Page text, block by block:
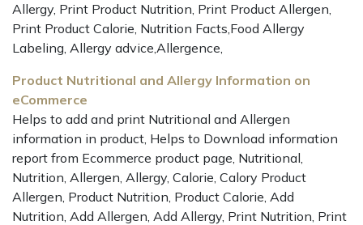
Allergy, Print Product Nutrition, Print Product Allergen,
Print Product Calorie, Nutrition Facts,Food Allergy
Labeling, Allergy advice,Allergence,
Product Nutritional and Allergy Information on
eCommerce
Helps to add and print Nutritional and Allergen
information in product, Helps to Download information
report from Ecommerce product page, Nutritional,
Nutrition, Allergen, Allergy, Calorie, Calory Product
Allergen, Product Nutrition, Product Calorie, Add
Nutrition, Add Allergen, Add Allergy, Print Nutrition, Print